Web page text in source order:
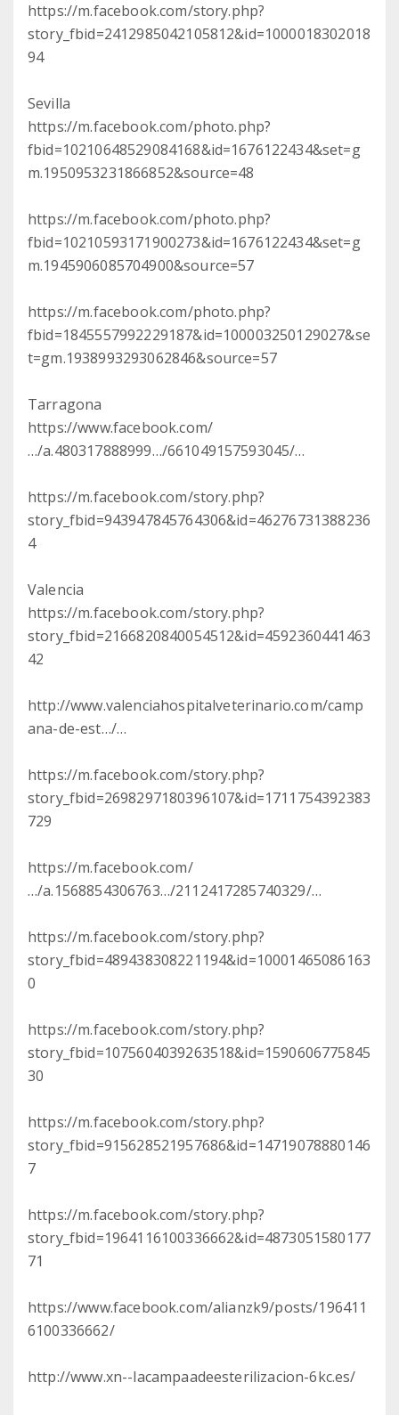
https://m.facebook.com/story.php?
story_fbid=2412985042105812&id=1000018302018
94
Sevilla
https://m.facebook.com/photo.php?
fbid=10210648529084168&id=1676122434&set=g
m.1950953231866852&source=48
https://m.facebook.com/photo.php?
fbid=10210593171900273&id=1676122434&set=g
m.1945906085704900&source=57
https://m.facebook.com/photo.php?
fbid=1845557992229187&id=100003250129027&se
t=gm.1938993293062846&source=57
Tarragona
https://www.facebook.com/
…/a.480317888999…/661049157593045/…
https://m.facebook.com/story.php?
story_fbid=943947845764306&id=46276731388236
4
Valencia
https://m.facebook.com/story.php?
story_fbid=2166820840054512&id=4592360441463
42
http://www.valenciahospitalveterinario.com/camp
ana-de-est…/…
https://m.facebook.com/story.php?
story_fbid=2698297180396107&id=1711754392383
729
https://m.facebook.com/
…/a.1568854306763…/2112417285740329/…
https://m.facebook.com/story.php?
story_fbid=489438308221194&id=10001465086163
0
https://m.facebook.com/story.php?
story_fbid=1075604039263518&id=1590606775845
30
https://m.facebook.com/story.php?
story_fbid=915628521957686&id=14719078880146
7
https://m.facebook.com/story.php?
story_fbid=1964116100336662&id=4873051580177
71
https://www.facebook.com/alianzk9/posts/196411
6100336662/
http://www.xn--lacampaadeesterilizacion-6kc.es/